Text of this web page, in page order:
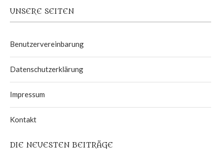
UNSERE SEITEN
Benutzervereinbarung
Datenschutzerklärung
Impressum
Kontakt
DIE NEUESTEN BEITRÄGE